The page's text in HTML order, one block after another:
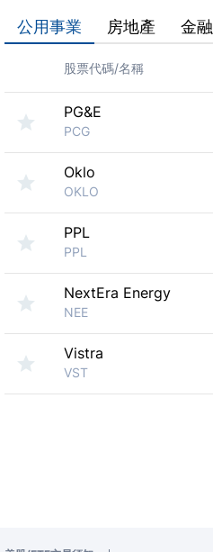
公用事業 房地產 金融
股票代碼/名稱
PG&E
PCG
Oklo
OKLO
PPL
PPL
NextEra Energy
NEE
Vistra
VST